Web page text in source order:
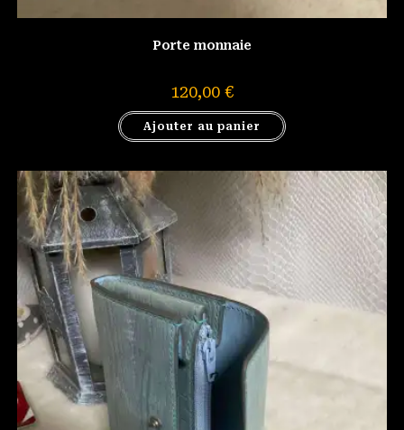
Porte monnaie
120,00 €
Ajouter au panier